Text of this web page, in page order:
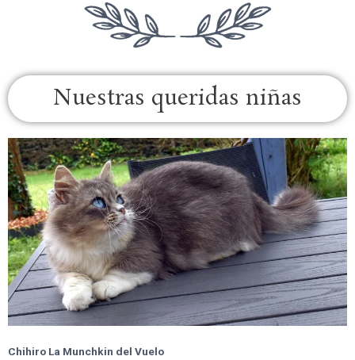
Nuestras queridas niñas
Chihiro La Munchkin del Vuelo